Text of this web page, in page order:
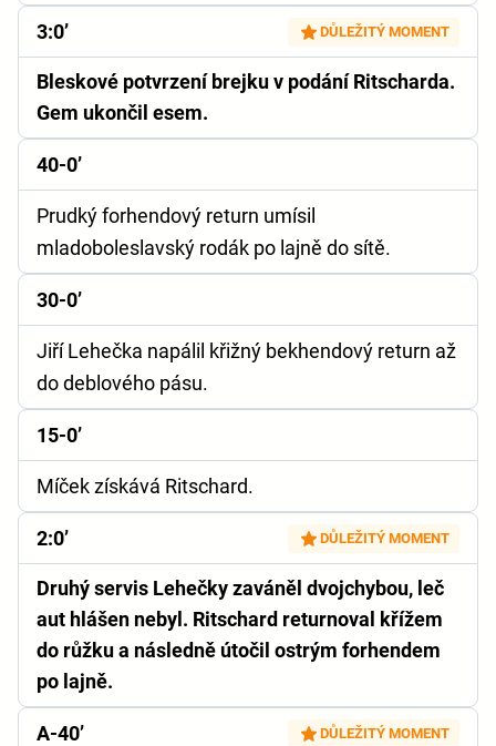
3:0’ DŮLEŽITÝ MOMENT
Bleskové potvrzení brejku v podání Ritscharda.
Gem ukončil esem.
40-0’
Prudký forhendový return umísil
mladoboleslavský rodák po lajně do sítě.
30-0’
Jiří Lehečka napálil křižný bekhendový return až
do deblového pásu.
15-0’
Míček získává Ritschard.
2:0’ DŮLEŽITÝ MOMENT
Druhý servis Lehečky zaváněl dvojchybou, leč
aut hlášen nebyl. Ritschard returnoval křížem
do růžku a následně útočil ostrým forhendem
po lajně.
A-40’ DŮLEŽITÝ MOMENT